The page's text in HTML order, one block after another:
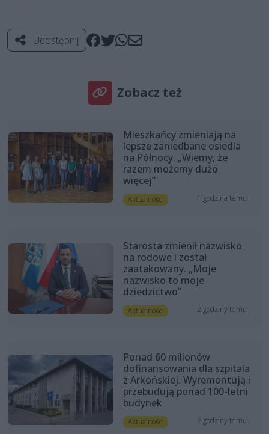
Udostępnij
Zobacz też
Mieszkańcy zmieniają na
lepsze zaniedbane osiedla
na Północy. „Wiemy, że
razem możemy dużo
więcej”
Aktualności 1 godzina temu
Starosta zmienił nazwisko
na rodowe i został
zaatakowany. „Moje
nazwisko to moje
dziedzictwo”
Aktualności 2 godziny temu
Ponad 60 milionów
dofinansowania dla szpitala
z Arkońskiej. Wyremontują i
przebudują ponad 100-letni
budynek
Aktualności 2 godziny temu